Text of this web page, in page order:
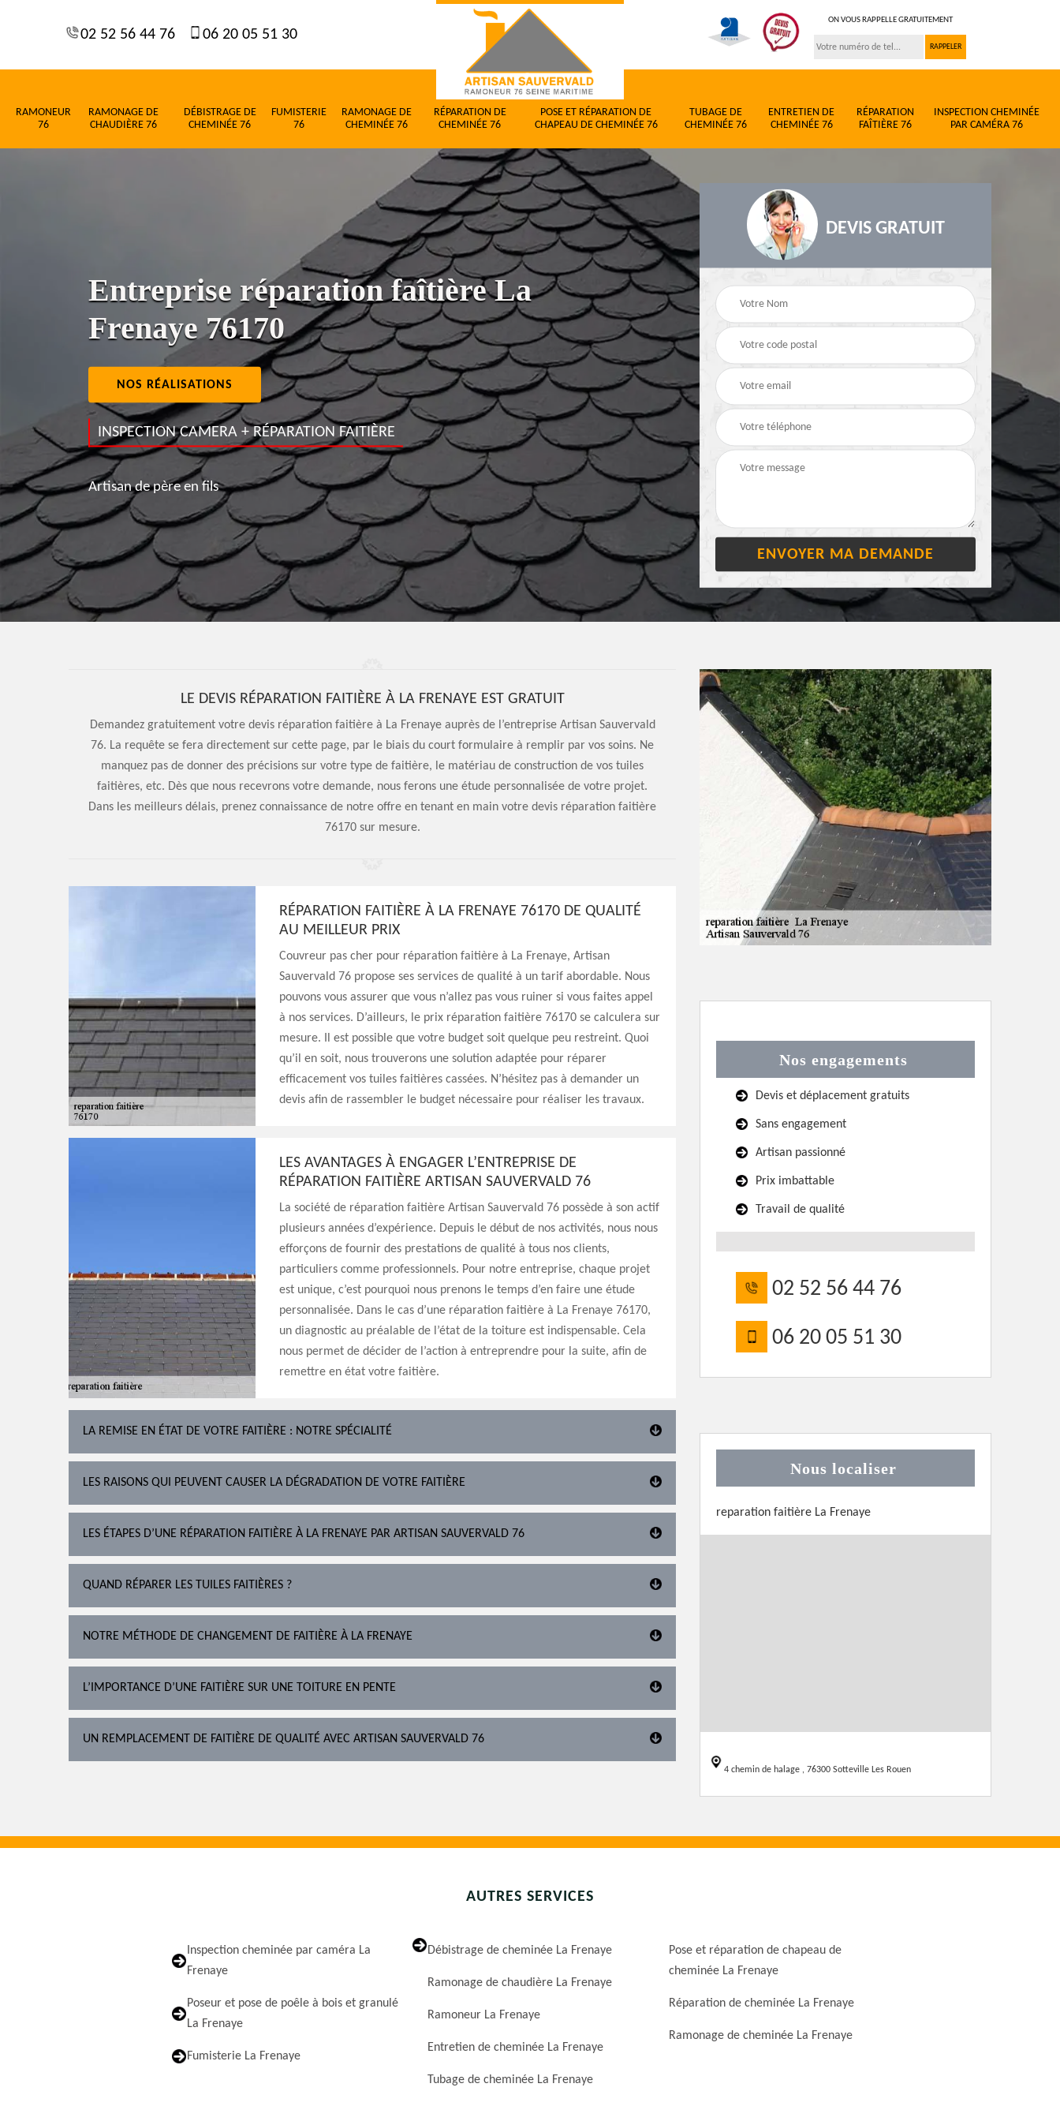
02 52 56 44 76 06 20 05 51 30
ON VOUS RAPPELLE GRATUITEMENT
RAMONEUR
76
RAMONAGE DE
CHAUDIÈRE 76
DÉBISTRAGE DE
CHEMINÉE 76
FUMISTERIE
76
RAMONAGE DE
CHEMINÉE 76
RÉPARATION DE
CHEMINÉE 76
POSE ET RÉPARATION DE
CHAPEAU DE CHEMINÉE 76
TUBAGE DE
CHEMINÉE 76
ENTRETIEN DE
CHEMINÉE 76
RÉPARATION
FAÎTIÈRE 76
INSPECTION CHEMINÉE
PAR CAMÉRA 76
Entreprise réparation faîtière La
Frenaye 76170
NOS RÉALISATIONS
INSPECTION CAMERA + RÉPARATION FAITIÈRE
Artisan de père en fils
DEVIS GRATUIT
LE DEVIS RÉPARATION FAITIÈRE À LA FRENAYE EST GRATUIT
Demandez gratuitement votre devis réparation faitière à La Frenaye auprès de l’entreprise Artisan Sauvervald
76. La requête se fera directement sur cette page, par le biais du court formulaire à remplir par vos soins. Ne
manquez pas de donner des précisions sur votre type de faitière, le matériau de construction de vos tuiles
faitières, etc. Dès que nous recevrons votre demande, nous ferons une étude personnalisée de votre projet.
Dans les meilleurs délais, prenez connaissance de notre offre en tenant en main votre devis réparation faitière
76170 sur mesure.
RÉPARATION FAITIÈRE À LA FRENAYE 76170 DE QUALITÉ
AU MEILLEUR PRIX
Couvreur pas cher pour réparation faitière à La Frenaye, Artisan
Sauvervald 76 propose ses services de qualité à un tarif abordable. Nous
pouvons vous assurer que vous n’allez pas vous ruiner si vous faites appel
à nos services. D’ailleurs, le prix réparation faitière 76170 se calculera sur
mesure. Il est possible que votre budget soit quelque peu restreint. Quoi
qu’il en soit, nous trouverons une solution adaptée pour réparer
efficacement vos tuiles faitières cassées. N’hésitez pas à demander un
devis afin de rassembler le budget nécessaire pour réaliser les travaux.
LES AVANTAGES À ENGAGER L’ENTREPRISE DE
RÉPARATION FAITIÈRE ARTISAN SAUVERVALD 76
La société de réparation faitière Artisan Sauvervald 76 possède à son actif
plusieurs années d’expérience. Depuis le début de nos activités, nous nous
efforçons de fournir des prestations de qualité à tous nos clients,
particuliers comme professionnels. Pour notre entreprise, chaque projet
est unique, c’est pourquoi nous prenons le temps d’en faire une étude
personnalisée. Dans le cas d’une réparation faitière à La Frenaye 76170,
un diagnostic au préalable de l’état de la toiture est indispensable. Cela
nous permet de décider de l’action à entreprendre pour la suite, afin de
remettre en état votre faitière.
LA REMISE EN ÉTAT DE VOTRE FAITIÈRE : NOTRE SPÉCIALITÉ
LES RAISONS QUI PEUVENT CAUSER LA DÉGRADATION DE VOTRE FAITIÈRE
LES ÉTAPES D’UNE RÉPARATION FAITIÈRE À LA FRENAYE PAR ARTISAN SAUVERVALD 76
QUAND RÉPARER LES TUILES FAITIÈRES ?
NOTRE MÉTHODE DE CHANGEMENT DE FAITIÈRE À LA FRENAYE
L’IMPORTANCE D’UNE FAITIÈRE SUR UNE TOITURE EN PENTE
UN REMPLACEMENT DE FAITIÈRE DE QUALITÉ AVEC ARTISAN SAUVERVALD 76
Nos engagements
Devis et déplacement gratuits
Sans engagement
Artisan passionné
Prix imbattable
Travail de qualité
02 52 56 44 76
06 20 05 51 30
Nous localiser
reparation faitière La Frenaye
4 chemin de halage , 76300 Sotteville Les Rouen
AUTRES SERVICES
Inspection cheminée par caméra La
Frenaye
Poseur et pose de poêle à bois et granulé
La Frenaye
Fumisterie La Frenaye
Débistrage de cheminée La Frenaye
Ramonage de chaudière La Frenaye
Ramoneur La Frenaye
Entretien de cheminée La Frenaye
Tubage de cheminée La Frenaye
Pose et réparation de chapeau de
cheminée La Frenaye
Réparation de cheminée La Frenaye
Ramonage de cheminée La Frenaye